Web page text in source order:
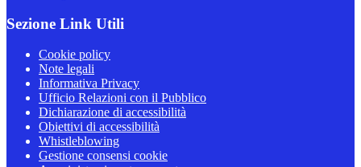
Sezione Link Utili
Cookie policy
Note legali
Informativa Privacy
Ufficio Relazioni con il Pubblico
Dichiarazione di accessibilità
Obiettivi di accessibilità
Whistleblowing
Gestione consensi cookie